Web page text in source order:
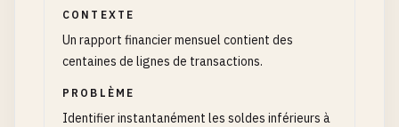
CONTEXTE
Un rapport financier mensuel contient des
centaines de lignes de transactions.
PROBLÈME
Identifier instantanément les soldes inférieurs à